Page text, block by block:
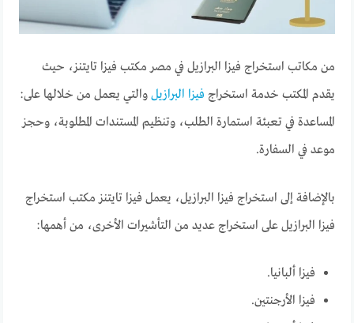
من مكاتب استخراج فيزا البرازيل في مصر مكتب فيزا تايتنز، حيث
يقدم المكتب خدمة استخراج فيزا البرازيل والتي يعمل من خلالها على:
المساعدة في تعبئة استمارة الطلب، وتنظيم المستندات المطلوبة، وحجز
موعد في السفارة.
بالإضافة إلى استخراج فيزا البرازيل، يعمل فيزا تايتنز مكتب استخراج
فيزا البرازيل على استخراج عديد من التأشيرات الأخرى، من أهمها:
فيزا ألبانيا.
فيزا الأرجنتين.